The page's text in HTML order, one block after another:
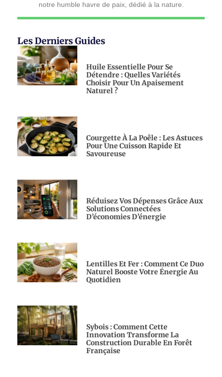
notre humble havre de paix, dédié à la nature.
Les Derniers Guides
Huile Essentielle Pour Se
Détendre : Quelles Variétés
Choisir Pour Un Apaisement
Naturel ?
Courgette À La Poêle : Les Astuces
Pour Une Cuisson Rapide Et
Savoureuse
Réduisez Vos Dépenses Grâce Aux
Solutions Connectées
D’économies D’énergie
Lentilles Et Fer : Comment Ce Duo
Naturel Booste Votre Énergie Au
Quotidien
Sybois : Comment Cette
Innovation Transforme La
Construction Durable En Forêt
Française